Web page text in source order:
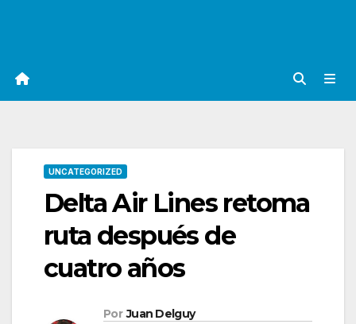
UNCATEGORIZED
Delta Air Lines retoma
ruta después de
cuatro años
Por Juan Delguy